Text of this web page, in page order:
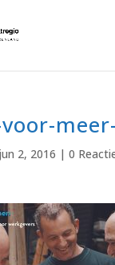
jun 2, 2016 | 0